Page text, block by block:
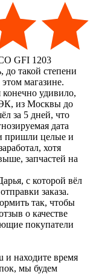
GFI 1203
до такой степени
магазине.
удивило,
из Москвы до
за 5 дней, что
дата
пришли целые и
хотя
запчастей на
с которой вёл
заказа.
так, чтобы
о качестве
покупатели
и находите время
мы будем